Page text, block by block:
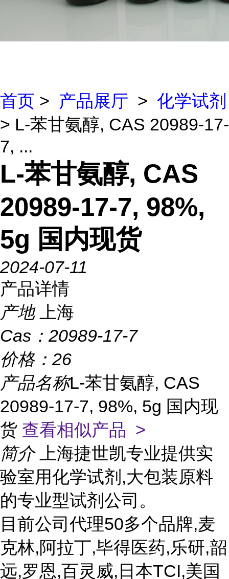
首页 > 产品展厅 > 化学试剂
> L-苯甘氨醇, CAS 20989-17-
7, ...
L-苯甘氨醇, CAS
20989-17-7, 98%,
5g 国内现货
2024-07-11
产品详情
产地
上海
Cas： 20989-17-7
价格： 26
产品名称L-苯甘氨醇, CAS
20989-17-7, 98%, 5g 国内现
货 查看相似产品 >
简介
上海捷世凯专业提供实
验室用化学试剂,大包装原料
的专业型试剂公司。
目前公司代理50多个品牌,麦
克林,阿拉丁,毕得医药,乐研,韶
远,罗恩,百灵威,日本TCI,美国